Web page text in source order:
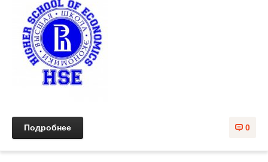
0
Подробнее